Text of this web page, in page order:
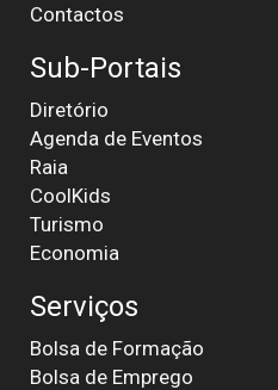
Contactos
Sub-Portais
Diretório
Agenda de Eventos
Raia
CoolKids
Turismo
Economia
Serviços
Bolsa de Formação
Bolsa de Emprego